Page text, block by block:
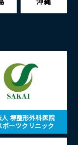
堺整形外科医院
ポーツクリニック